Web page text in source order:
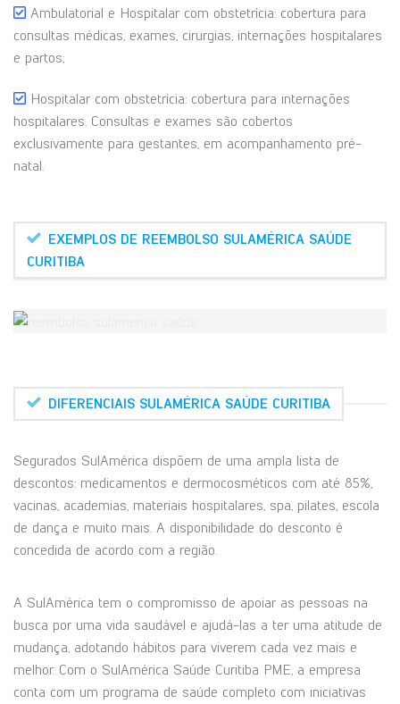
Ambulatorial e Hospitalar com obstetrícia: cobertura para
consultas médicas, exames, cirurgias, internações hospitalares
e partos;
Hospitalar com obstetrícia: cobertura para internações
hospitalares. Consultas e exames são cobertos
exclusivamente para gestantes, em acompanhamento pré-
natal.
EXEMPLOS DE REEMBOLSO SULAMÉRICA SAÚDE
CURITIBA
DIFERENCIAIS SULAMÉRICA SAÚDE CURITIBA
Segurados SulAmérica dispõem de uma ampla lista de
descontos: medicamentos e dermocosméticos com até 85%,
vacinas, academias, materiais hospitalares, spa, pilates, escola
de dança e muito mais. A disponibilidade do desconto é
concedida de acordo com a região.
A SulAmérica tem o compromisso de apoiar as pessoas na
busca por uma vida saudável e ajudá-las a ter uma atitude de
mudança, adotando hábitos para viverem cada vez mais e
melhor. Com o SulAmérica Saúde Curitiba PME, a empresa
conta com um programa de saúde completo com iniciativas